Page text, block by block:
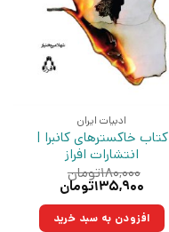
ادبیات ایران
کتاب خاکسترهای کانبرا |
انتشارات افراز
۱۸۰,۰۰۰تومان
قیمت
۱۸۰,۰۰۰تومان
بود.
۱۳۵,۹۰۰تومان
۱۳۵,۹۰۰تومان.افزودن به سبد خرید